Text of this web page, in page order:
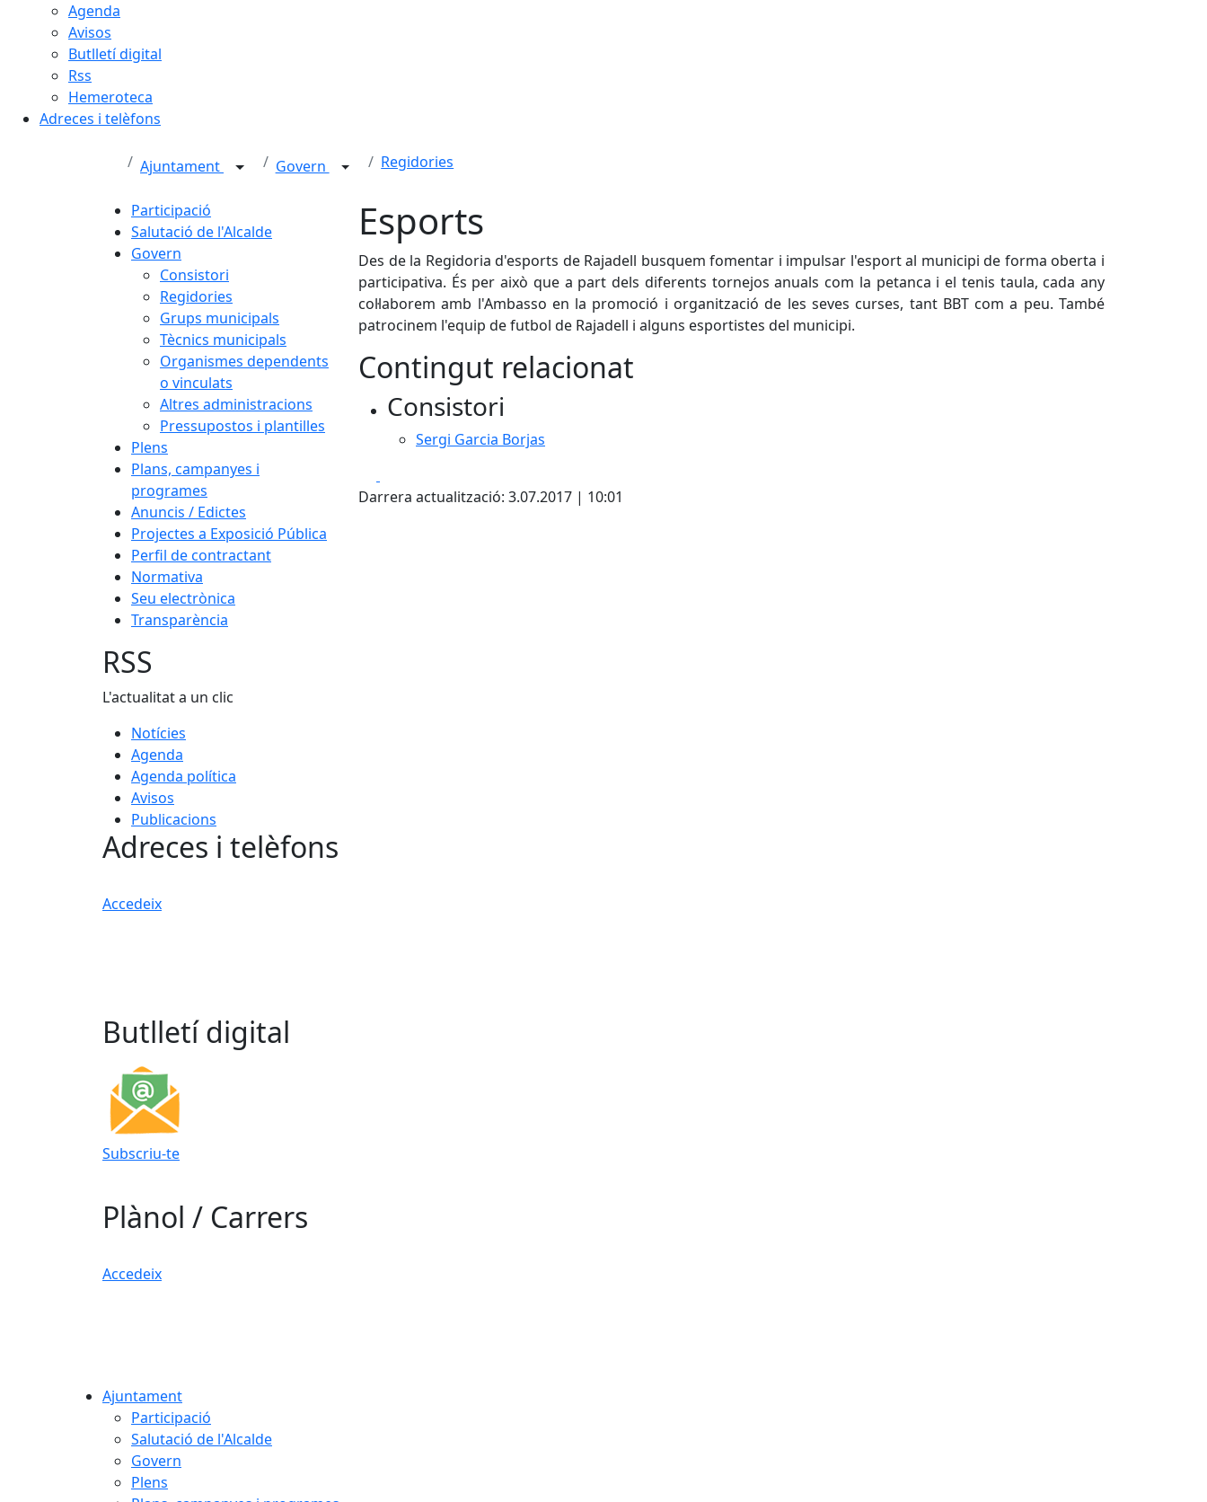
Agenda
Avisos
Butlletí digital
Rss
Hemeroteca
Adreces i telèfons
Ajuntament Govern Regidories
Participació
Salutació de l'Alcalde
Govern
Consistori
Regidories
Grups municipals
Tècnics municipals
Organismes dependents
o vinculats
Altres administracions
Pressupostos i plantilles
Plens
Plans, campanyes i
programes
Anuncis / Edictes
Projectes a Exposició Pública
Perfil de contractant
Normativa
Seu electrònica
Transparència
Esports
Des de la Regidoria d'esports de Rajadell busquem fomentar i impulsar l'esport al municipi de forma oberta i
participativa. És per això que a part dels diferents tornejos anuals com la petanca i el tenis taula, cada any
col·laborem amb l'Ambasso en la promoció i organització de les seves curses, tant BBT com a peu. També
patrocinem l'equip de futbol de Rajadell i alguns esportistes del municipi.
Contingut relacionat
Consistori
Sergi Garcia Borjas
Darrera actualització: 3.07.2017 | 10:01
RSS
L'actualitat a un clic
Notícies
Agenda
Agenda política
Avisos
Publicacions
Adreces i telèfons
Accedeix
Butlletí digital
Subscriu-te
Plànol / Carrers
Accedeix
Ajuntament
Participació
Salutació de l'Alcalde
Govern
Plens